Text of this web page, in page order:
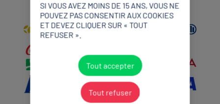
SI VOUS AVEZ MOINS DE 15 ANS, VOUS NE
POUVEZ PAS CONSENTIR AUX COOKIES
ET DEVEZ CLIQUER SUR « TOUT
REFUSER ».
Tout accepter
Tout refuser